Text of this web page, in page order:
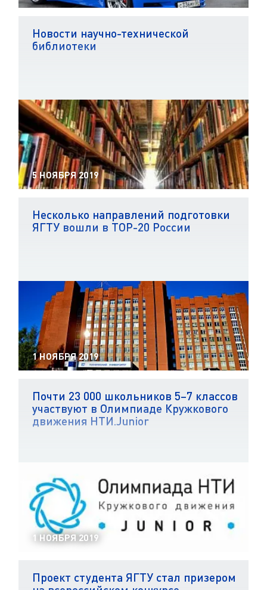
Новости научно-технической
библиотеки
5 НОЯБРЯ 2019
Несколько направлений подготовки
ЯГТУ вошли в ТОР-20 России
1 НОЯБРЯ 2019
Почти 23 000 школьников 5–7 классов
участвуют в Олимпиаде Кружкового
движения НТИ.Junior
1 НОЯБРЯ 2019
Проект студента ЯГТУ стал призером